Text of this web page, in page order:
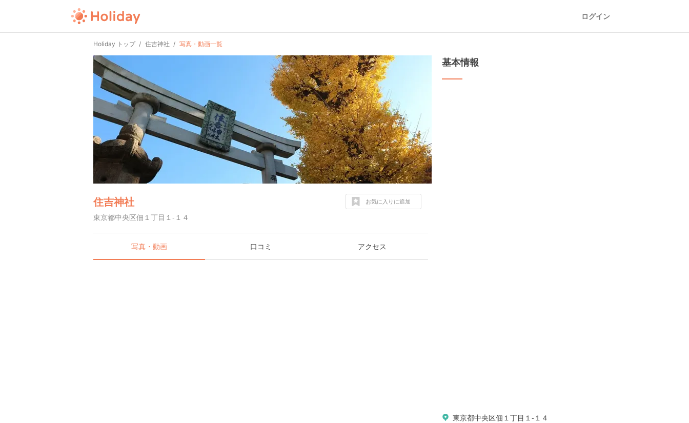
ログイン
Holiday トップ 住吉神社 写真・動画一覧
住吉神社
東京都中央区佃１丁目１-１４
お気に入りに追加
写真・動画 口コミ アクセス
基本情報
東京都中央区佃１丁目１-１４